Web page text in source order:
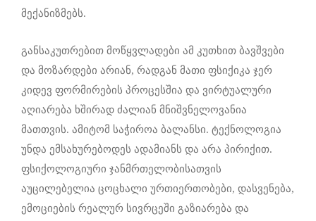
მექანიზმებს.
განსაკუთრებით მოწყვლადები ამ კუთხით ბავშვები
და მოზარდები არიან, რადგან მათი ფსიქიკა ჯერ
კიდევ ფორმირების პროცესშია და ვირტუალური
აღიარება ხშირად ძალიან მნიშვნელოვანია
მათთვის. ამიტომ საჭიროა ბალანსი. ტექნოლოგია
უნდა ემსახურებოდეს ადამიანს და არა პირიქით.
ფსიქოლოგიური ჯანმრთელობისათვის
აუცილებელია ცოცხალი ურთიერთობები, დასვენება,
ემოციების რეალურ სივრცეში გაზიარება და